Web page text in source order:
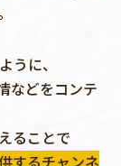
うに、
などをコンテ
ることで
するチャンネ